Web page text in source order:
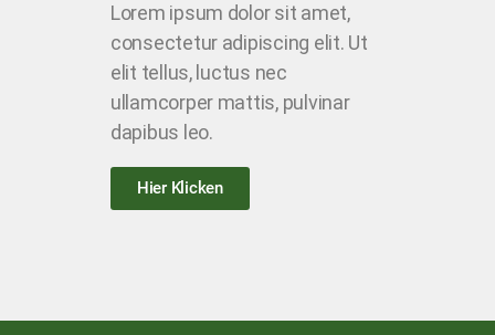
Lorem ipsum dolor sit amet,
consectetur adipiscing elit. Ut
elit tellus, luctus nec
ullamcorper mattis, pulvinar
dapibus leo.
Hier Klicken